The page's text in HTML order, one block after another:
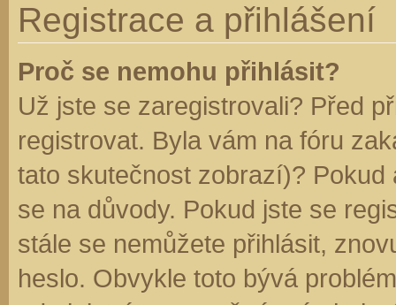
Registrace a přihlášení
Proč se nemohu přihlásit?
Už jste se zaregistrovali? Před
registrovat. Byla vám na fóru
tato skutečnost zobrazí)?
se na důvody. Pokud jste se
stále se nemůžete přihlásit,
heslo. Obvykle toto bývá